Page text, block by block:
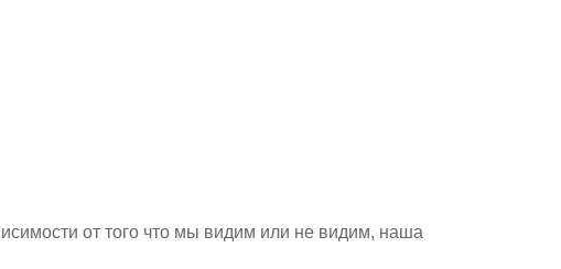
от того что мы видим или не видим, наша